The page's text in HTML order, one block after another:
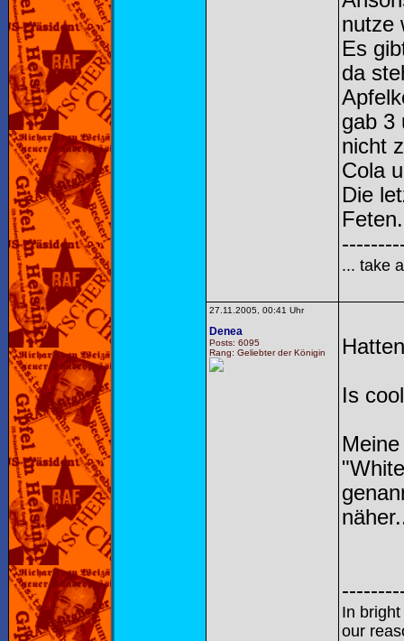
nutze
Es
da
gab 3
nicht
Cola
Die
Feten.
... take
27.11.2005, 00:41 Uhr
Denea
Posts: 6095
Rang: Geliebter der Königin
Is
In
our